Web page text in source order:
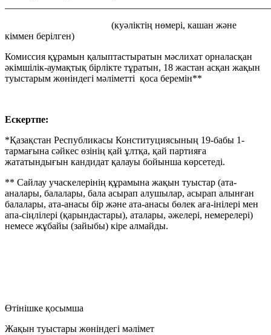
(куәліктің нөмері, кашан және
кіммен берілген)
Комиссия құрамын қалыптастыратын мәслихат орналасқан
әкімшілік-аумақтық бірлікте тұратын, 18 жастан асқан жақын
туыстарым жөніндегі мәліметті қоса беремін**
Ескертпе:
*Қазақстан Республикасы Конституциясының 19-бабы 1-
тармағына сәйкес өзінің қай ұлтқа, қай партияға
жататындығын кандидат қалауы бойынша көрсетеді.
** Сайлау учаскелерінің құрамына жақын туыстар (ата-
аналары, балалары, бала асырап алушылар, асырап алынған
балалары, ата-анасы бір және ата-анасы бөлек аға-інілері мен
апа-сіңлілері (қарындастары), аталары, әжелері, немерелері)
немесе жұбайы (зайыбы) кіре алмайды.
Өтінішке қосымша
Жақын туыстары жөніндегі мәлімет